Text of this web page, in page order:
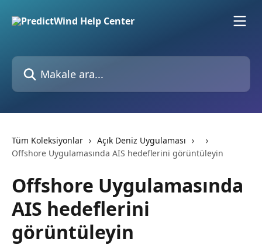
Makale ara...
Tüm Koleksiyonlar
Açık Deniz Uygulaması
Offshore Uygulamasında AIS hedeflerini görüntüleyin
Offshore Uygulamasında
AIS hedeflerini
görüntüleyin